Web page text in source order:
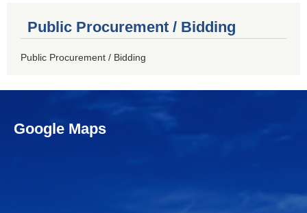
Public Procurement / Bidding
Public Procurement / Bidding
Google Maps